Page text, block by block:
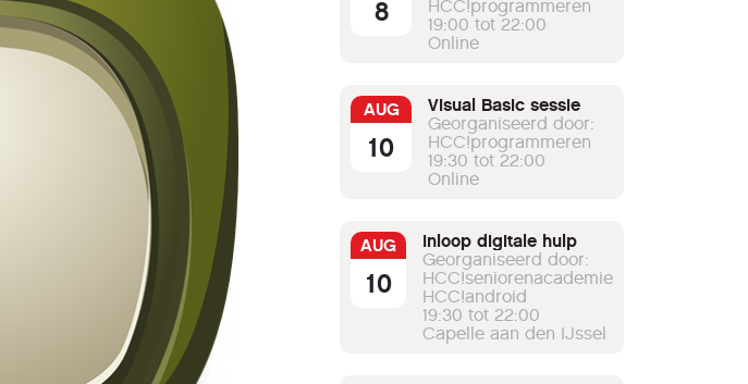
8
HCC!programmeren
19:00 tot 22:00
Online
AUG
10
Visual Basic sessie
Georganiseerd door:
HCC!programmeren
19:30 tot 22:00
Online
AUG
10
Inloop digitale hulp
Georganiseerd door:
HCC!seniorenacademie
HCC!android
19:30 tot 22:00
Capelle aan den IJssel